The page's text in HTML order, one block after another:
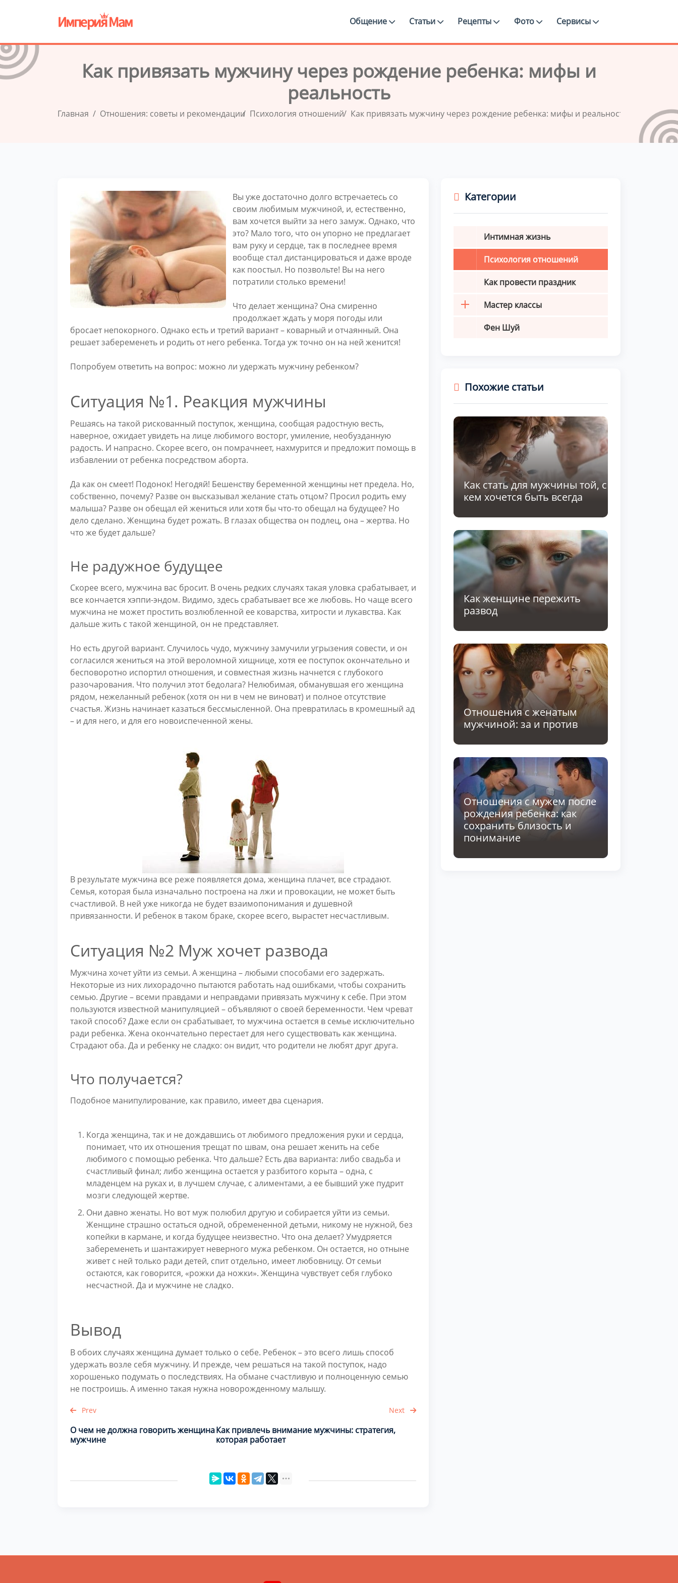
Общение Статьи Рецепты Фото Сервисы
Как привязать мужчину через рождение ребенка: мифы и
реальность
Главная Отношения: советы и рекомендации Психология отношений Как привязать мужчину через рождение ребенка: мифы и реальность
Вы уже достаточно долго встречаетесь со
своим любимым мужчиной, и, естественно,
вам хочется выйти за него замуж. Однако, что
это? Мало того, что он упорно не предлагает
вам руку и сердце, так в последнее время
вообще стал дистанцироваться и даже вроде
как поостыл. Но позвольте! Вы на него
потратили столько времени!
Что делает женщина? Она смиренно
продолжает ждать у моря погоды или
бросает непокорного. Однако есть и третий вариант – коварный и отчаянный. Она
решает забеременеть и родить от него ребенка. Тогда уж точно он на ней женится!
Попробуем ответить на вопрос: можно ли удержать мужчину ребенком?
Ситуация №1. Реакция мужчины
Решаясь на такой рискованный поступок, женщина, сообщая радостную весть,
наверное, ожидает увидеть на лице любимого восторг, умиление, необузданную
радость. И напрасно. Скорее всего, он помрачнеет, нахмурится и предложит помощь в
избавлении от ребенка посредством аборта.
Да как он смеет! Подонок! Негодяй! Бешенству беременной женщины нет предела. Но,
собственно, почему? Разве он высказывал желание стать отцом? Просил родить ему
малыша? Разве он обещал ей жениться или хотя бы что-то обещал на будущее? Но
дело сделано. Женщина будет рожать. В глазах общества он подлец, она – жертва. Но
что же будет дальше?
Не радужное будущее
Скорее всего, мужчина вас бросит. В очень редких случаях такая уловка срабатывает, и
все кончается хэппи-эндом. Видимо, здесь срабатывает все же любовь. Но чаще всего
мужчина не может простить возлюбленной ее коварства, хитрости и лукавства. Как
дальше жить с такой женщиной, он не представляет.
Но есть другой вариант. Случилось чудо, мужчину замучили угрызения совести, и он
согласился жениться на этой вероломной хищнице, хотя ее поступок окончательно и
бесповоротно испортил отношения, и совместная жизнь начнется с глубокого
разочарования. Что получил этот бедолага? Нелюбимая, обманувшая его женщина
рядом, нежеланный ребенок (хотя он ни в чем не виноват) и полное отсутствие
счастья. Жизнь начинает казаться бессмысленной. Она превратилась в кромешный ад
– и для него, и для его новоиспеченной жены.
В результате мужчина все реже появляется дома, женщина плачет, все страдают.
Семья, которая была изначально построена на лжи и провокации, не может быть
счастливой. В ней уже никогда не будет взаимопонимания и душевной
привязанности. И ребенок в таком браке, скорее всего, вырастет несчастливым.
Ситуация №2 Муж хочет развода
Мужчина хочет уйти из семьи. А женщина – любыми способами его задержать.
Некоторые из них лихорадочно пытаются работать над ошибками, чтобы сохранить
семью. Другие – всеми правдами и неправдами привязать мужчину к себе. При этом
пользуются известной манипуляцией – объявляют о своей беременности. Чем чреват
такой способ? Даже если он срабатывает, то мужчина остается в семье исключительно
ради ребенка. Жена окончательно перестает для него существовать как женщина.
Страдают оба. Да и ребенку не сладко: он видит, что родители не любят друг друга.
Что получается?
Подобное манипулирование, как правило, имеет два сценария.
Когда женщина, так и не дождавшись от любимого предложения руки и сердца,
понимает, что их отношения трещат по швам, она решает женить на себе
любимого с помощью ребенка. Что дальше? Есть два варианта: либо свадьба и
счастливый финал; либо женщина остается у разбитого корыта – одна, с
младенцем на руках и, в лучшем случае, с алиментами, а ее бывший уже пудрит
мозги следующей жертве.
Они давно женаты. Но вот муж полюбил другую и собирается уйти из семьи.
Женщине страшно остаться одной, обремененной детьми, никому не нужной, без
копейки в кармане, и когда будущее неизвестно. Что она делает? Умудряется
забеременеть и шантажирует неверного мужа ребенком. Он остается, но отныне
живет с ней только ради детей, спит отдельно, имеет любовницу. От семьи
остаются, как говорится, «рожки да ножки». Женщина чувствует себя глубоко
несчастной. Да и мужчине не сладко.
Вывод
В обоих случаях женщина думает только о себе. Ребенок – это всего лишь способ
удержать возле себя мужчину. И прежде, чем решаться на такой поступок, надо
хорошенько подумать о последствиях. На обмане счастливую и полноценную семью
не построишь. А именно такая нужна новорожденному малышу.
Prev
О чем не должна говорить женщина
мужчине
Next
Как привлечь внимание мужчины: стратегия,
которая работает
Категории
Интимная жизнь
Психология отношений
Как провести праздник
Мастер классы
Фен Шуй
Похожие статьи
Как стать для мужчины той, с
кем хочется быть всегда
Как женщине пережить
развод
Отношения с женатым
мужчиной: за и против
Отношения с мужем после
рождения ребенка: как
сохранить близость и
понимание